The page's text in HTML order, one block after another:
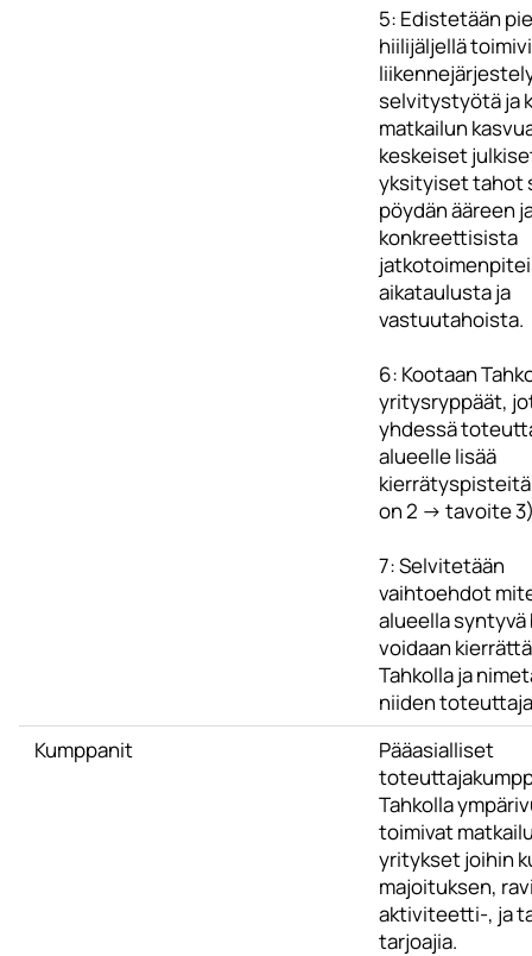
5: Edistetään
hiilijäljellä
selvitystyötä ja
matkailun
keskeiset
yksityiset tahot
pöydän ääreen
konkreettisista
aikataulusta ja
vastuutahoista.
6: Kootaan
yritysryppäät,
yhdessä
alueelle lisää
on 2 -> tavoite
7: Selvitetään
vaihtoehdot
alueella
voidaan
Tahkolla ja
niiden
Kumppanit
Pääasialliset
Tahkolla
toimivat
yritykset joihin
majoituksen,
aktiviteetti-, ja
tarjoajia.